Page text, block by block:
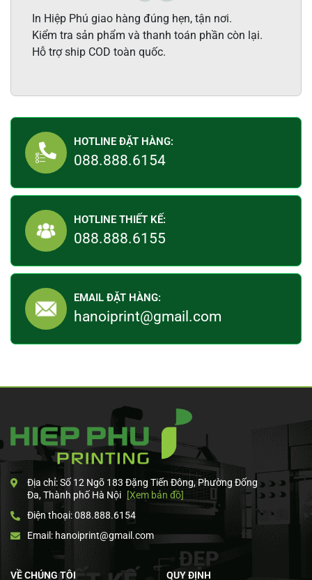
In Hiệp Phú giao hàng đúng hẹn, tận nơi.
Kiểm tra sản phẩm và thanh toán phần còn lại.
Hỗ trợ ship COD toàn quốc.
HOTLINE ĐẶT HÀNG:
088.888.6154
HOTLINE THIẾT KẾ:
088.888.6155
EMAIL ĐẶT HÀNG:
hanoiprint@gmail.com
Địa chỉ: Số 12 Ngõ 183 Đặng Tiến Đông, Phường Đống
Đa, Thành phố Hà Nội
[Xem bản đồ]
Điện thoại: 088.888.6154
Email: hanoiprint@gmail.com
VỀ CHÚNG TÔI QUY ĐỊNH